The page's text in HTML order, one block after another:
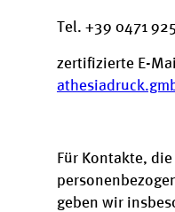
Tel. +39 0471
zertifizierte E-
Für Kontakte,
geben wir